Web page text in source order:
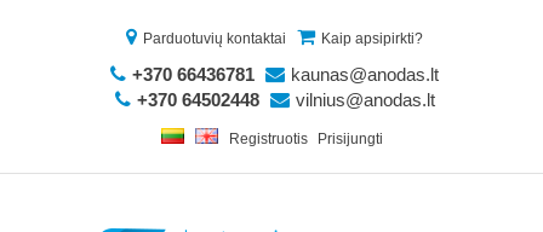
Parduotuvių kontaktai Kaip apsipirkti?
+370 66436781
kaunas@anodas.lt
+370 64502448
vilnius@anodas.lt
Registruotis Prisijungti